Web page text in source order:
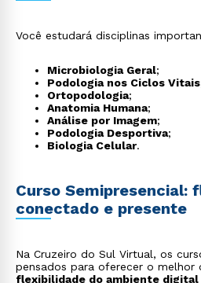
Você estudará disciplinas
Microbiologia Geral;
Podologia nos Ciclos Vitais
Ortopodologia;
Anatomia Humana;
Análise por Imagem;
Podologia Desportiva;
Biologia Celular.
Curso Semipresencial:
conectado e presente
Na Cruzeiro do Sul Virtual, os
pensados para oferecer o melhor
flexibilidade do ambiente digital